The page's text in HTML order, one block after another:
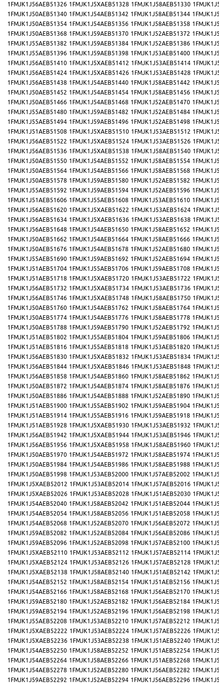
1FMJK1J56AEB51326 1FMJK1J5XAEB51328 1FMJK1J58AEB51330
1FMJK1J50AEB51340 1FMJK1J54AEB51342 1FMJK1J58AEB51344
1FMJK1J50AEB51354 1FMJK1J54AEB51356 1FMJK1J58AEB51358
1FMJK1J50AEB51368 1FMJK1J59AEB51370 1FMJK1J52AEB51372
1FMJK1J55AEB51382 1FMJK1J59AEB51384 1FMJK1J52AEB51386
1FMJK1J55AEB51396 1FMJK1J59AEB51398 1FMJK1J53AEB51400
1FMJK1J56AEB51410 1FMJK1J5XAEB51412 1FMJK1J53AEB51414
1FMJK1J56AEB51424 1FMJK1J5XAEB51426 1FMJK1J53AEB51428
1FMJK1J56AEB51438 1FMJK1J54AEB51440 1FMJK1J58AEB51442
1FMJK1J50AEB51452 1FMJK1J54AEB51454 1FMJK1J58AEB51456
1FMJK1J50AEB51466 1FMJK1J54AEB51468 1FMJK1J52AEB51470
1FMJK1J55AEB51480 1FMJK1J59AEB51482 1FMJK1J52AEB51484
1FMJK1J55AEB51494 1FMJK1J59AEB51496 1FMJK1J52AEB51498
1FMJK1J51AEB51508 1FMJK1J5XAEB51510 1FMJK1J53AEB51512
1FMJK1J56AEB51522 1FMJK1J5XAEB51524 1FMJK1J53AEB51526
1FMJK1J56AEB51536 1FMJK1J5XAEB51538 1FMJK1J58AEB51540
1FMJK1J50AEB51550 1FMJK1J54AEB51552 1FMJK1J58AEB51554
1FMJK1J50AEB51564 1FMJK1J54AEB51566 1FMJK1J58AEB51568
1FMJK1J50AEB51578 1FMJK1J59AEB51580 1FMJK1J52AEB51582
1FMJK1J55AEB51592 1FMJK1J59AEB51594 1FMJK1J52AEB51596
1FMJK1J51AEB51606 1FMJK1J55AEB51608 1FMJK1J53AEB51610
1FMJK1J56AEB51620 1FMJK1J5XAEB51622 1FMJK1J53AEB51624
1FMJK1J56AEB51634 1FMJK1J5XAEB51636 1FMJK1J53AEB51638
1FMJK1J56AEB51648 1FMJK1J54AEB51650 1FMJK1J58AEB51652
1FMJK1J50AEB51662 1FMJK1J54AEB51664 1FMJK1J58AEB51666
1FMJK1J50AEB51676 1FMJK1J54AEB51678 1FMJK1J52AEB51680
1FMJK1J55AEB51690 1FMJK1J59AEB51692 1FMJK1J52AEB51694
1FMJK1J51AEB51704 1FMJK1J55AEB51706 1FMJK1J59AEB51708
1FMJK1J51AEB51718 1FMJK1J5XAEB51720 1FMJK1J53AEB51722
1FMJK1J56AEB51732 1FMJK1J5XAEB51734 1FMJK1J53AEB51736
1FMJK1J56AEB51746 1FMJK1J5XAEB51748 1FMJK1J58AEB51750
1FMJK1J50AEB51760 1FMJK1J54AEB51762 1FMJK1J58AEB51764
1FMJK1J50AEB51774 1FMJK1J54AEB51776 1FMJK1J58AEB51778
1FMJK1J50AEB51788 1FMJK1J59AEB51790 1FMJK1J52AEB51792
1FMJK1J51AEB51802 1FMJK1J55AEB51804 1FMJK1J59AEB51806
1FMJK1J51AEB51816 1FMJK1J55AEB51818 1FMJK1J53AEB51820
1FMJK1J56AEB51830 1FMJK1J5XAEB51832 1FMJK1J53AEB51834
1FMJK1J56AEB51844 1FMJK1J5XAEB51846 1FMJK1J53AEB51848
1FMJK1J56AEB51858 1FMJK1J54AEB51860 1FMJK1J58AEB51862
1FMJK1J50AEB51872 1FMJK1J54AEB51874 1FMJK1J58AEB51876
1FMJK1J50AEB51886 1FMJK1J54AEB51888 1FMJK1J52AEB51890
1FMJK1J51AEB51900 1FMJK1J55AEB51902 1FMJK1J59AEB51904
1FMJK1J51AEB51914 1FMJK1J55AEB51916 1FMJK1J59AEB51918
1FMJK1J51AEB51928 1FMJK1J5XAEB51930 1FMJK1J53AEB51932
1FMJK1J56AEB51942 1FMJK1J5XAEB51944 1FMJK1J53AEB51946
1FMJK1J56AEB51956 1FMJK1J5XAEB51958 1FMJK1J58AEB51960
1FMJK1J50AEB51970 1FMJK1J54AEB51972 1FMJK1J58AEB51974
1FMJK1J50AEB51984 1FMJK1J54AEB51986 1FMJK1J58AEB51988
1FMJK1J50AEB51998 1FMJK1J53AEB52000 1FMJK1J57AEB52002
1FMJK1J5XAEB52012 1FMJK1J53AEB52014 1FMJK1J57AEB52016
1FMJK1J5XAEB52026 1FMJK1J53AEB52028 1FMJK1J51AEB52030
1FMJK1J54AEB52040 1FMJK1J58AEB52042 1FMJK1J51AEB52044
1FMJK1J54AEB52054 1FMJK1J58AEB52056 1FMJK1J51AEB52058
1FMJK1J54AEB52068 1FMJK1J52AEB52070 1FMJK1J56AEB52072
1FMJK1J59AEB52082 1FMJK1J52AEB52084 1FMJK1J56AEB52086
1FMJK1J59AEB52096 1FMJK1J52AEB52098 1FMJK1J57AEB52100
1FMJK1J5XAEB52110 1FMJK1J53AEB52112 1FMJK1J57AEB52114
1FMJK1J5XAEB52124 1FMJK1J53AEB52126 1FMJK1J57AEB52128
1FMJK1J5XAEB52138 1FMJK1J58AEB52140 1FMJK1J51AEB52142
1FMJK1J54AEB52152 1FMJK1J58AEB52154 1FMJK1J51AEB52156
1FMJK1J54AEB52166 1FMJK1J58AEB52168 1FMJK1J56AEB52170
1FMJK1J59AEB52180 1FMJK1J52AEB52182 1FMJK1J56AEB52184
1FMJK1J59AEB52194 1FMJK1J52AEB52196 1FMJK1J56AEB52198
1FMJK1J55AEB52208 1FMJK1J53AEB52210 1FMJK1J57AEB52212
1FMJK1J5XAEB52222 1FMJK1J53AEB52224 1FMJK1J57AEB52226
1FMJK1J5XAEB52236 1FMJK1J53AEB52238 1FMJK1J51AEB52240
1FMJK1J54AEB52250 1FMJK1J58AEB52252 1FMJK1J51AEB52254
1FMJK1J54AEB52264 1FMJK1J58AEB52266 1FMJK1J51AEB52268
1FMJK1J54AEB52278 1FMJK1J52AEB52280 1FMJK1J56AEB52282
1FMJK1J59AEB52292 1FMJK1J52AEB52294 1FMJK1J56AEB52296